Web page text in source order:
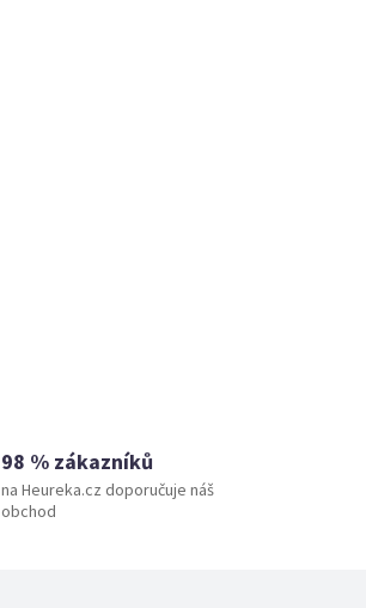
98 % zákazníků
na Heureka.cz doporučuje náš
obchod